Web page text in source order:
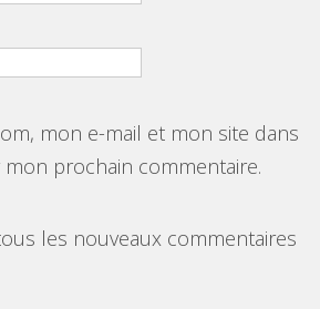
mon e-mail et mon site dans
prochain commentaire.
les nouveaux commentaires